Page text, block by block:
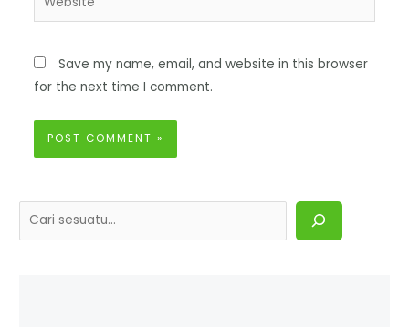
Save my name, email, and website in this browser
for the next time I comment.